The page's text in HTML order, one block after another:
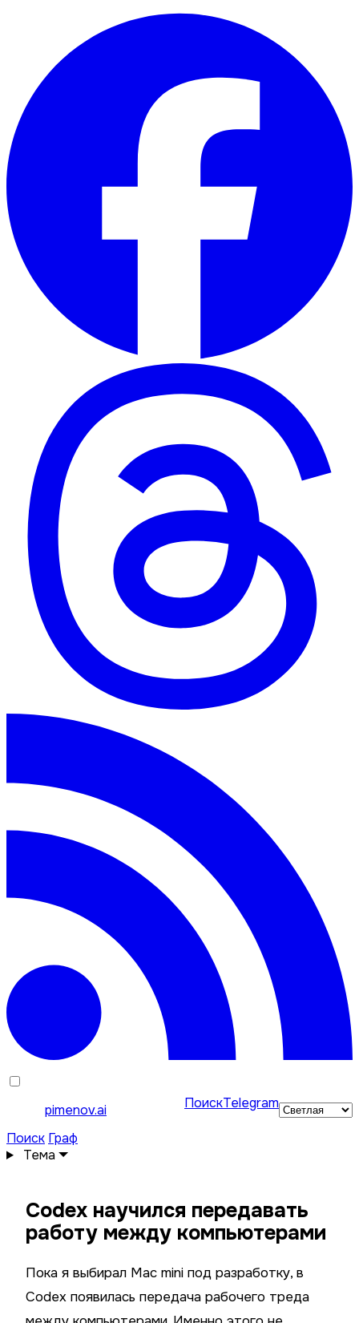
pimenov.ai ПоискTelegram
Поиск Граф
Тема
Codex научился передавать
работу между компьютерами
Пока я выбирал Mac mini под разработку, в
Codex появилась передача рабочего треда